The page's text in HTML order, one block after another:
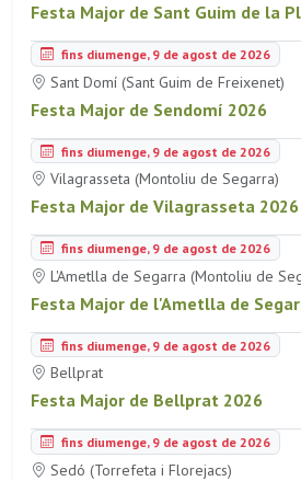
Festa Major de Sant Guim de la
fins diumenge, 9 de agost de 2026
Sant Domí (Sant Guim de Freixenet)
Festa Major de Sendomí 2026
fins diumenge, 9 de agost de 2026
Vilagrasseta (Montoliu de Segarra)
Festa Major de Vilagrasseta 2026
fins diumenge, 9 de agost de 2026
L'Ametlla de Segarra (Montoliu de
Festa Major de l'Ametlla de
fins diumenge, 9 de agost de 2026
Bellprat
Festa Major de Bellprat 2026
fins diumenge, 9 de agost de 2026
Sedó (Torrefeta i Florejacs)